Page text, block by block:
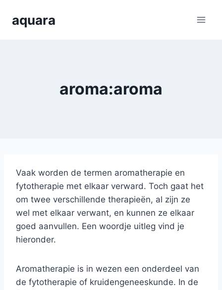
aquara
aroma:aroma
Vaak worden de termen aromatherapie en
fytotherapie met elkaar verward. Toch gaat het
om twee verschillende therapieën, al zijn ze
wel met elkaar verwant, en kunnen ze elkaar
goed aanvullen. Een woordje uitleg vind je
hieronder.
Aromatherapie is in wezen een onderdeel van
de fytotherapie of kruidengeneeskunde. In de